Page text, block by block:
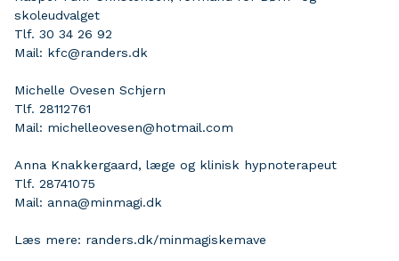
skoleudvalget
Tlf. 30 34 26 92
Mail: kfc@randers.dk
Michelle Ovesen Schjern
Tlf. 28112761
Mail: michelleovesen@hotmail.com
Anna Knakkergaard, læge og klinisk hypnoterapeut
Tlf. 28741075
Mail: anna@minmagi.dk
Læs mere: randers.dk/minmagiskemave